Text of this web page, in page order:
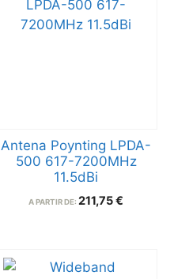
Antena Poynting LPDA-
500 617-7200MHz
11.5dBi
A PARTIR DE: 211,75€